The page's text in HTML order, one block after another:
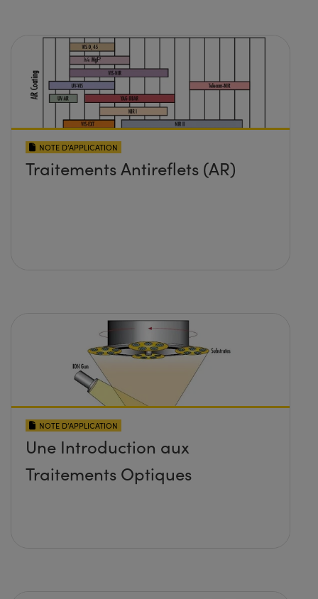
NOTE D’APPLICATION
Traitements Antireflets (AR)
NOTE D’APPLICATION
Une Introduction aux
Traitements Optiques